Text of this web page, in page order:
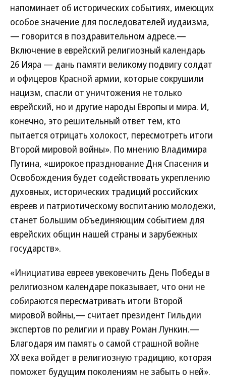
напоминает об исторических событиях, имеющих
особое значение для последователей иудаизма,
— говорится в поздравительном адресе.—
Включение в еврейский религиозный календарь
26 Ияра — дань памяти великому подвигу солдат
и офицеров Красной армии, которые сокрушили
нацизм, спасли от уничтожения не только
еврейский, но и другие народы Европы и мира. И,
конечно, это решительный ответ тем, кто
пытается отрицать холокост, пересмотреть итоги
Второй мировой войны». По мнению Владимира
Путина, «широкое празднование Дня Спасения и
Освобождения будет содействовать укреплению
духовных, исторических традиций российских
евреев и патриотическому воспитанию молодежи,
станет большим объединяющим событием для
еврейских общин нашей страны и зарубежных
государств».
«Инициатива евреев увековечить День Победы в
религиозном календаре показывает, что они не
собираются пересматривать итоги Второй
мировой войны,— считает президент Гильдии
экспертов по религии и праву Роман Лункин.—
Благодаря им память о самой страшной войне
ХХ века войдет в религиозную традицию, которая
поможет будущим поколениям не забыть о ней».